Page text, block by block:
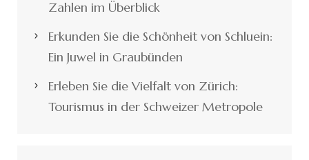
Zahlen im Überblick
Erkunden Sie die Schönheit von Schluein:
Ein Juwel in Graubünden
Erleben Sie die Vielfalt von Zürich:
Tourismus in der Schweizer Metropole